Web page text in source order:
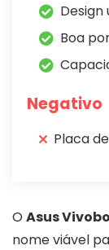
Boa
Negativo
Placa
O Asus
nome viável